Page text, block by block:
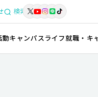
検索
動キャンパスライフ就職・キ